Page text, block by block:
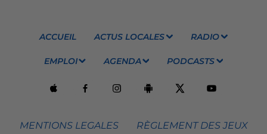
ACCUEIL ACTUS LOCALES RADIO
EMPLOI AGENDA PODCASTS
MENTIONS LEGALES RÈGLEMENT DES JEUX